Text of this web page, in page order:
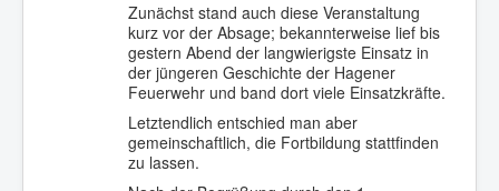
Zunächst stand auch diese Veranstaltung
kurz vor der Absage; bekannterweise lief bis
gestern Abend der langwierigste Einsatz in
der jüngeren Geschichte der Hagener
Feuerwehr und band dort viele Einsatzkräfte.
Letztendlich entschied man aber
gemeinschaftlich, die Fortbildung stattfinden
zu lassen.